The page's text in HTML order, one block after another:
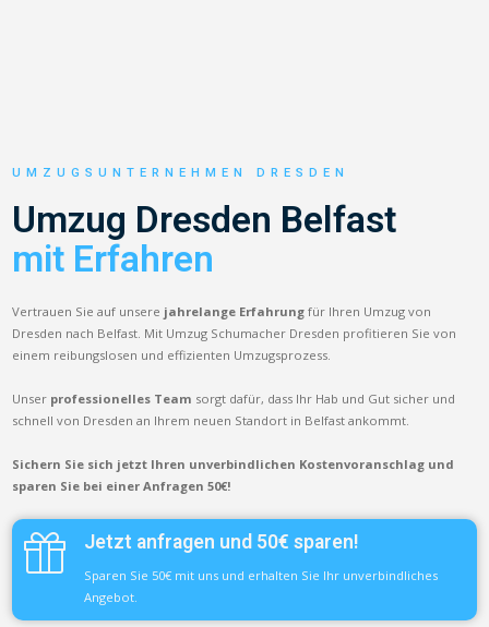
UMZUGSUNTERNEHMEN DRESDEN
Umzug Dresden Belfast
mit Erfahren
Vertrauen Sie auf unsere jahrelange Erfahrung für Ihren Umzug von
Dresden nach Belfast. Mit Umzug Schumacher Dresden profitieren Sie von
einem reibungslosen und effizienten Umzugsprozess.
Unser professionelles Team sorgt dafür, dass Ihr Hab und Gut sicher und
schnell von Dresden an Ihrem neuen Standort in Belfast ankommt.
Sichern Sie sich jetzt Ihren unverbindlichen Kostenvoranschlag und
sparen Sie bei einer Anfragen 50€!
Jetzt anfragen und 50€ sparen!
Sparen Sie 50€ mit uns und erhalten Sie Ihr unverbindliches
Angebot.